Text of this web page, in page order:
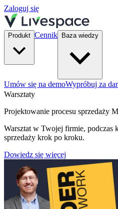
Zaloguj się
Produkt Cennik Baza wiedzy
Umów się na demoWypróbuj za
Warsztaty
Projektowanie procesu sprzedaży
Warsztat w Twojej firmie, podczas
sprzedaży krok po kroku.
Dowiedz się więcej